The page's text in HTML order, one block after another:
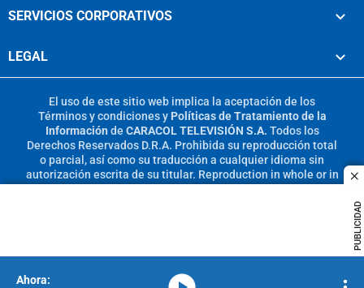
PUBLICIDAD
SERVICIOS CORPORATIVOS
LEGAL
El uso de este sitio web implica la aceptación de los
Términos y condicionesy Políticas de Tratamiento de la
Información de CARACOL TELEVISIÓN S.A. Todos los
Derechos Reservados D.R.A. Prohibida su reproducción total
o parcial, así como su traducción a cualquier idioma sin
autorización escrita de su titular. Reproduction in whole or in